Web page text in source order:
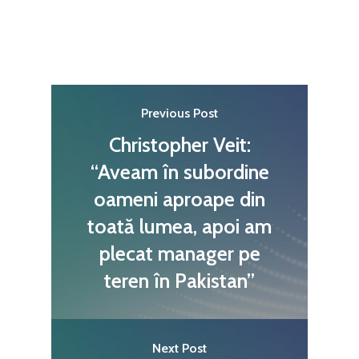
Previous Post
Christopher Veit:
“Aveam în subordine
oameni aproape din
toată lumea, apoi am
plecat manager pe
teren în Pakistan”
Next Post